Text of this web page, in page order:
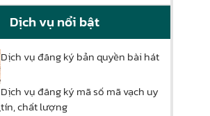
Dịch vụ nổi bật
Dịch vụ đăng ký bản quyền bài hát
Dịch vụ đăng ký mã số mã vạch uy
tín, chất lượng